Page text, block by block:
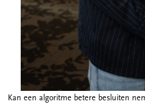
Kan een algoritme betere besluiten